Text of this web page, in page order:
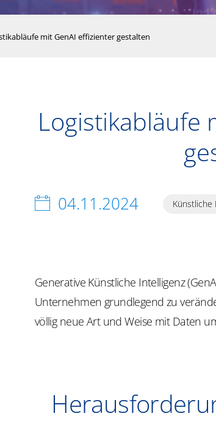
mit GenAI effizienter gestalten
Logistikabläufe
04.11.2024 Künstliche
Generative Künstliche Intelligenz
Unternehmen grundlegend zu
völlig neue Art und Weise mit Daten